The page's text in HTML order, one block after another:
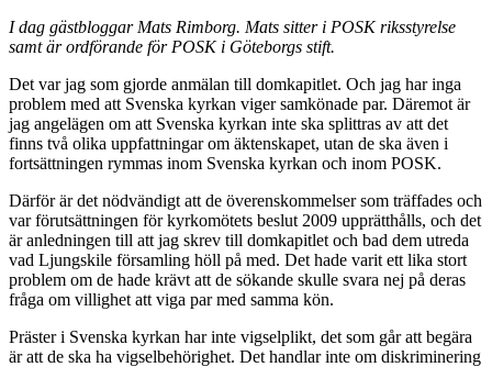
I dag gästbloggar Mats Rimborg. Mats sitter i POSK riksstyrelse
samt är ordförande för POSK i Göteborgs stift.
Det var jag som gjorde anmälan till domkapitlet. Och jag har inga
problem med att Svenska kyrkan viger samkönade par. Däremot är
jag angelägen om att Svenska kyrkan inte ska splittras av att det
finns två olika uppfattningar om äktenskapet, utan de ska även i
fortsättningen rymmas inom Svenska kyrkan och inom POSK.
Därför är det nödvändigt att de överenskommelser som träffades och
var förutsättningen för kyrkomötets beslut 2009 upprätthålls, och det
är anledningen till att jag skrev till domkapitlet och bad dem utreda
vad Ljungskile församling höll på med. Det hade varit ett lika stort
problem om de hade krävt att de sökande skulle svara nej på deras
fråga om villighet att viga par med samma kön.
Präster i Svenska kyrkan har inte vigselplikt, det som går att begära
är att de ska ha vigselbehörighet. Det handlar inte om diskriminering